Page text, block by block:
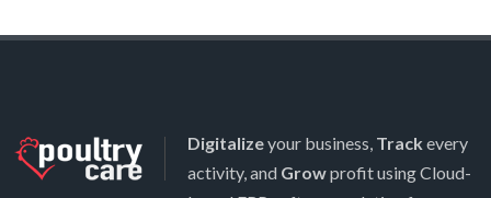
Digitalizeyour business, Track every
activity, and Growprofit using Cloud-